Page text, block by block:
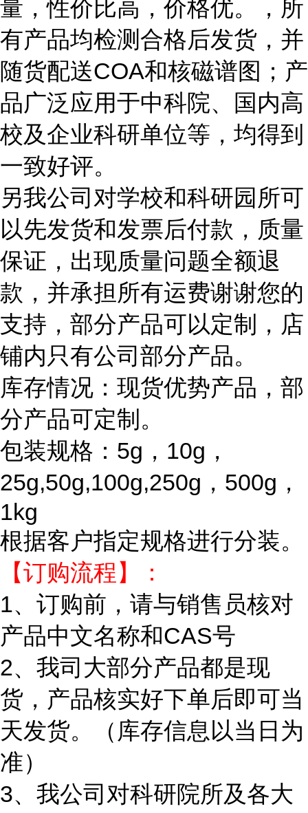
量，性价比高，价格优。，所
有产品均检测合格后发货，并
随货配送COA和核磁谱图；产
品广泛应用于中科院、国内高
校及企业科研单位等，均得到
一致好评。
另我公司对学校和科研园所可
以先发货和发票后付款，质量
保证，出现质量问题全额退
款，并承担所有运费谢谢您的
支持，部分产品可以定制，店
铺内只有公司部分产品。
库存情况：现货优势产品，部
分产品可定制。
包装规格：5g，10g，
25g,50g,100g,250g，500g，
1kg
根据客户指定规格进行分装。
【订购流程】：
1、订购前，请与销售员核对
产品中文名称和CAS号
2、我司大部分产品都是现
货，产品核实好下单后即可当
天发货。（库存信息以当日为
准）
3、我公司对科研院所及各大